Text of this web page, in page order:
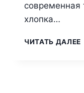
современная
хлопка…
ЧИТАТЬ ДАЛЕЕ